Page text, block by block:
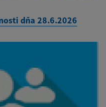
dňa 28.6.2026